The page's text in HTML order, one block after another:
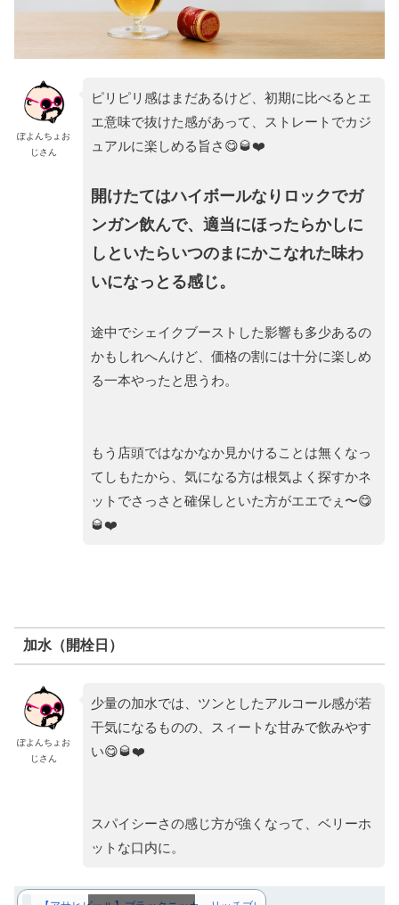
ぽよんちょお
じさん
ピリピリ感はまだあるけど、初期に比べるとエ
エ意味で抜けた感があって、ストレートでカジ
ュアルに楽しめる旨さ😋🥃❤️
開けたてはハイボールなりロックでガ
ンガン飲んで、適当にほったらかしに
しといたらいつのまにかこなれた味わ
いになっとる感じ。
途中でシェイクブーストした影響も多少あるの
かもしれへんけど、価格の割には十分に楽しめ
る一本やったと思うわ。
もう店頭ではなかなか見かけることは無くなっ
てしもたから、気になる方は根気よく探すかネ
ットでさっさと確保しといた方がエエでぇ〜😋
🥃❤️
加水（開栓日）
ぽよんちょお
じさん
少量の加水では、ツンとしたアルコール感が若
干気になるものの、スィートな甘みで飲みやす
い😋🥃❤️
スパイシーさの感じ方が強くなって、ベリーホ
ットな口内に。